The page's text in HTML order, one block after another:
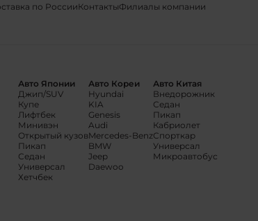
по РоссииКонтактыФилиалы компании
Авто Японии
Джип/SUV
Купе
Лифтбек
Минивэн
Открытый кузов
Пикап
Седан
Универсал
Хетчбек
Авто Кореи
Hyundai
KIA
Genesis
Audi
Mercedes-Benz
BMW
Jeep
Daewoo
Авто Китая
Внедорожник
Седан
Пикап
Кабриолет
Спорткар
Универсал
Микроавтобус